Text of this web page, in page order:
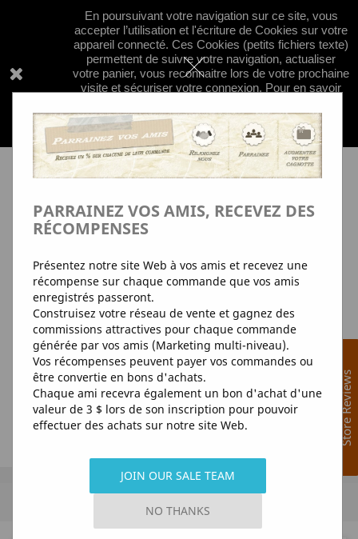
En poursuivant votre navigation sur ce site, vous
accepter l’utilisation et l'écriture de Cookies sur votre
appareil connecté. Ces Cookies (petits fichiers texte)
permettent de suivre votre navigation, actualiser
votre panier, vous reconnaitre lors de votre prochaine
visite et sécuriser votre connexion. Pour en savoir
savoir plus sur nos regles de confidentialité
concernant les cookies; clquez
ici
shopping_cart


PARRAINEZ VOS AMIS, RECEVEZ DES
RÉCOMPENSES
Présentez notre site Web à vos amis et recevez une
récompense sur chaque commande que vos amis
enregistrés passeront.
Construisez votre réseau de vente et gagnez des
commissions attractives pour chaque commande
générée par vos amis (Marketing multi-niveau).
Vos récompenses peuvent payer vos commandes ou
être convertie en bons d'achats.
Chaque ami recevra également un bon d'achat d'une
valeur de 3 $ lors de son inscription pour pouvoir
effectuer des achats sur notre site Web.
JOIN OUR SALE TEAM
NO THANKS
Store Reviews